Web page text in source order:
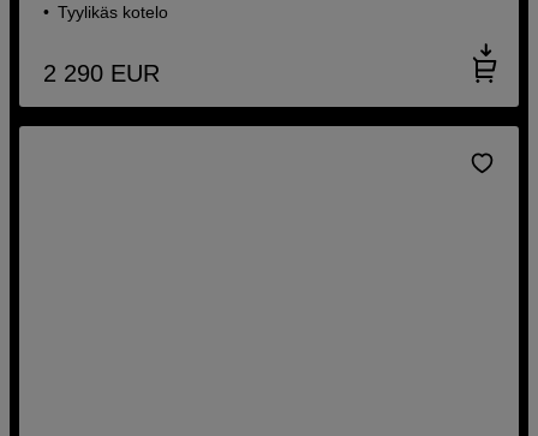
Tyylikäs kotelo
2 290 EUR